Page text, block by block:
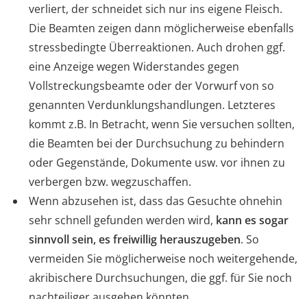
verliert, der schneidet sich nur ins eigene Fleisch.
Die Beamten zeigen dann möglicherweise ebenfalls
stressbedingte Überreaktionen. Auch drohen ggf.
eine Anzeige wegen Widerstandes gegen
Vollstreckungsbeamte oder der Vorwurf von so
genannten Verdunklungshandlungen. Letzteres
kommt z.B. In Betracht, wenn Sie versuchen sollten,
die Beamten bei der Durchsuchung zu behindern
oder Gegenstände, Dokumente usw. vor ihnen zu
verbergen bzw. wegzuschaffen.
Wenn abzusehen ist, dass das Gesuchte ohnehin
sehr schnell gefunden werden wird, kann es sogar
sinnvoll sein, es freiwillig herauszugeben. So
vermeiden Sie möglicherweise noch weitergehende,
akribischere Durchsuchungen, die ggf. für Sie noch